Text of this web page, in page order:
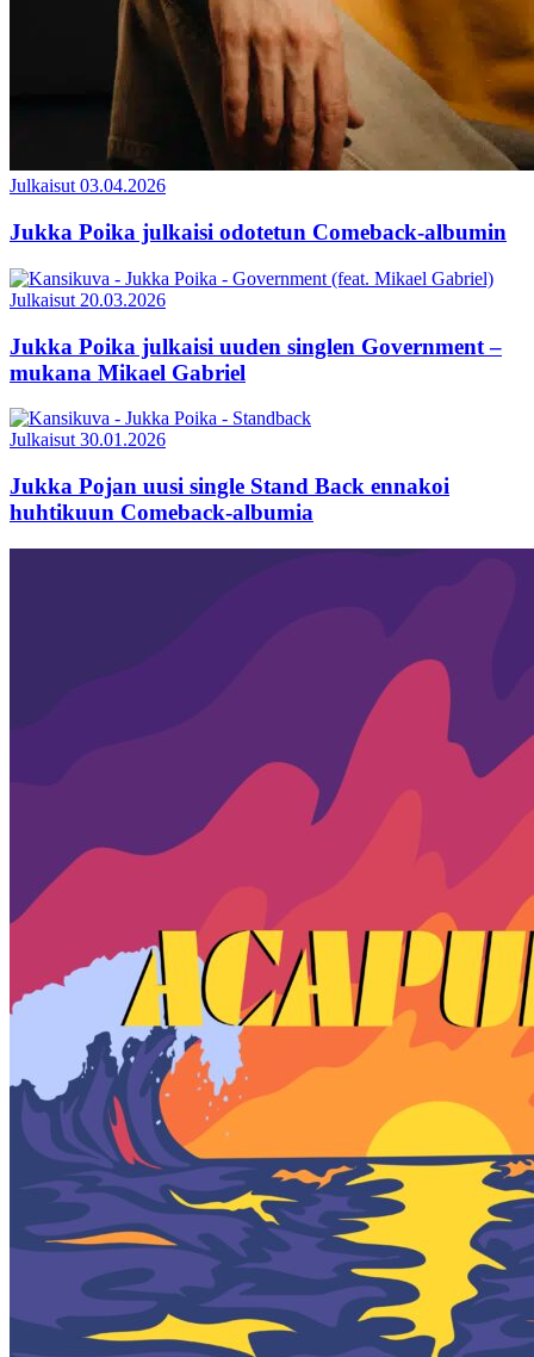
Julkaisut 03.04.2026
Jukka Poika julkaisi odotetun Comeback-albumin
Julkaisut 20.03.2026
Jukka Poika julkaisi uuden singlen Government –
mukana Mikael Gabriel
Julkaisut 30.01.2026
Jukka Pojan uusi single Stand Back ennakoi
huhtikuun Comeback-albumia